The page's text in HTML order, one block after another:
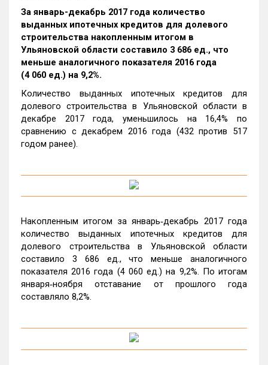
За январь-декабрь 2017 года количество
выданных ипотечных кредитов для долевого
строительства накопленным итогом в
Ульяновской области составило 3 686 ед., что
меньше аналогичного показателя 2016 года
(4 060 ед.) на 9,2%.
Количество выданных ипотечных кредитов для
долевого строительства в Ульяновской области в
декабре 2017 года, уменьшилось на 16,4% по
сравнению с декабрем 2016 года (432 против 517
годом ранее).
Накопленным итогом за январь‑декабрь 2017 года
количество выданных ипотечных кредитов для
долевого строительства в Ульяновской области
составило 3 686 ед., что меньше аналогичного
показателя 2016 года (4 060 ед.) на 9,2%. По итогам
января‑ноября отставание от прошлого года
составляло 8,2%.